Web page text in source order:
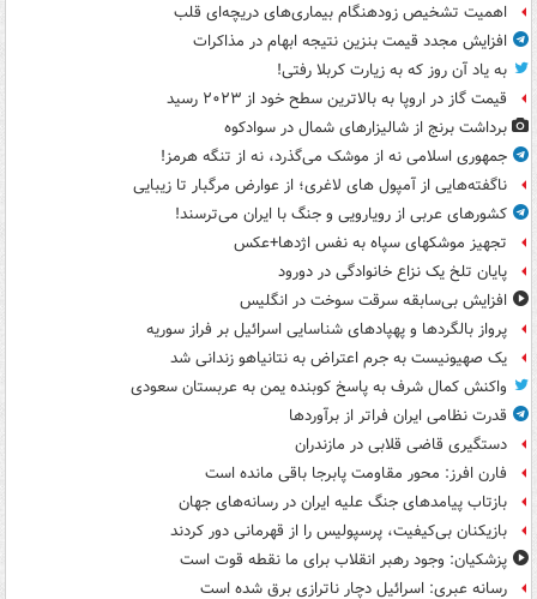
اهمیت تشخیص زودهنگام بیماری‌های دریچه‌ای قلب
افزایش مجدد قیمت بنزین نتیجه ابهام در مذاکرات
به یاد آن روز که به زیارت کربلا رفتی!
قیمت گاز در اروپا به بالاترین سطح خود از ۲۰۲۳ رسید
برداشت برنج از شالیزارهای شمال در سوادکوه
جمهوری اسلامی نه از موشک می‌گذرد، نه از تنگه هرمز!
ناگفته‌هایی از آمپول های لاغری؛ از عوارض مرگبار تا زیبایی
کشورهای عربی از رویارویی و جنگ با ایران می‌ترسند!
تجهیز موشکهای سپاه به نفس اژدها+عکس
پایان تلخ یک نزاع خانوادگی در دورود
افزایش بی‌سابقه سرقت سوخت در انگلیس
پرواز بالگردها و پهپادهای شناسایی اسرائیل بر فراز سوریه
یک صهیونیست به جرم اعتراض به نتانیاهو زندانی شد
واکنش کمال شرف به پاسخ کوبنده یمن به عربستان سعودی
قدرت نظامی ایران فراتر از برآوردها
دستگیری قاضی قلابی در مازندران
فارن افرز: محور مقاومت پابرجا باقی مانده است
بازتاب پیامدهای جنگ علیه ایران در رسانه‌های جهان
بازیکنان بی‌کیفیت، پرسپولیس را از قهرمانی دور کردند
پزشکیان: وجود رهبر انقلاب برای ما نقطه قوت است
رسانه عبری: اسرائیل دچار ناترازی برق شده است